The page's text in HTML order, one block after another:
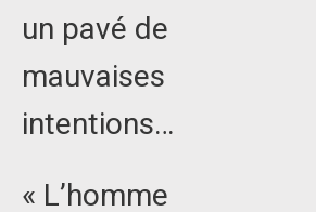
un pavé de
mauvaises
intentions…
« L’homme